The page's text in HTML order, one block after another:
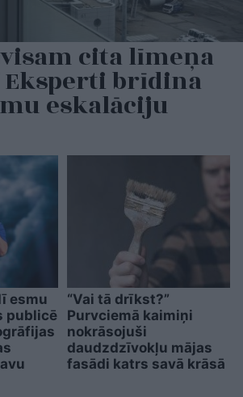
cita līmeņa
Eksperti brīdina
eskalāciju
esmu
publicē
“Vai tā drīkst?”
Purvciemā kaimiņi
nokrāsojuši
daudzdzīvokļu mājas
fasādi katrs savā krāsā